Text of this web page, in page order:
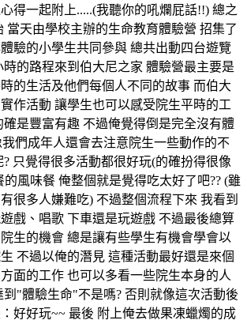
得一起附上.....(我聽你的吼爛屁話!!) 總之
當天由學校主辦的生命教育體驗營 招集了
驗的小學生共同參與 總共出動四台遊覽
的路程來到伯大尼之家 體驗營最主要是
的生活及他們每個人不同的故事 而伯大
作活動 讓學生也可以感受院生平時的工
是豐富有趣 不過俺覺得倒是完全沒有體
們成年人還會去注意院生一些動作的不
只覺得很多活動都很好玩(的確扮得很像
的風味餐 俺整個就是覺得吃太好了吧?? (雖
很多人嫌難吃) 不過整個流程下來 我看到
戲、唱歌 下車還是玩遊戲 不過最後總算
生的機會 總是讓有些學生有機會學會以
不過以俺的潛見 這種活動最好還是來個
面的工作 也可以多看一些院生本身的人
到"體驗生命"不是嗎? 否則就像這次活動後
好好玩~~ 最後 附上俺去做果凍蠟燭的成